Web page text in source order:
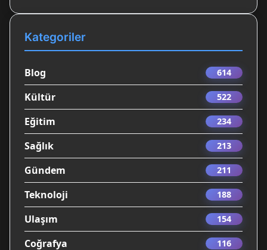
Kategoriler
Blog 614
Kültür 522
Eğitim 234
Sağlık 213
Gündem 211
Teknoloji 188
Ulaşım 154
Coğrafya 116